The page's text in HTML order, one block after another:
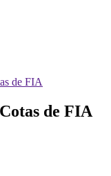
de FIA
de FIA